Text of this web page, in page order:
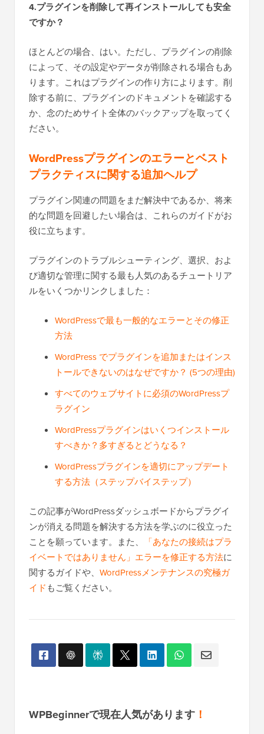
4.プラグインを削除して再インストールしても安全
ですか？
ほとんどの場合、はい。ただし、プラグインの削除
によって、その設定やデータが削除される場合もあ
ります。これはプラグインの作り方によります。削
除する前に、プラグインのドキュメントを確認する
か、念のためサイト全体のバックアップを取ってく
ださい。
WordPressプラグインのエラーとベスト
プラクティスに関する追加ヘルプ
プラグイン関連の問題をまだ解決中であるか、将来
的な問題を回避したい場合は、これらのガイドがお
役に立ちます。
プラグインのトラブルシューティング、選択、およ
び適切な管理に関する最も人気のあるチュートリア
ルをいくつかリンクしました：
WordPressで最も一般的なエラーとその修正
方法
WordPress でプラグインを追加またはインス
トールできないのはなぜですか？ (5つの理由)
すべてのウェブサイトに必須のWordPressプ
ラグイン
WordPressプラグインはいくつインストール
すべきか？多すぎるとどうなる？
WordPressプラグインを適切にアップデート
する方法（ステップバイステップ）
この記事がWordPressダッシュボードからプラグイ
ンが消える問題を解決する方法を学ぶのに役立った
ことを願っています。また、
「あなたの接続はプラ
イベートではありません」エラーを修正する方法に
関するガイドや、 WordPressメンテナンスの究極ガ
イド もご覧ください。
WPBeginnerで現在人気があります ！